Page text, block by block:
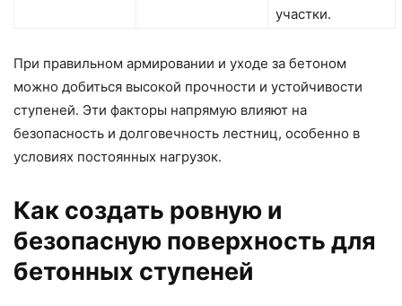
участки.
При правильном армировании и уходе за бетоном
можно добиться высокой прочности и устойчивости
ступеней. Эти факторы напрямую влияют на
безопасность и долговечность лестниц, особенно в
условиях постоянных нагрузок.
Как создать ровную и
безопасную поверхность для
бетонных ступеней